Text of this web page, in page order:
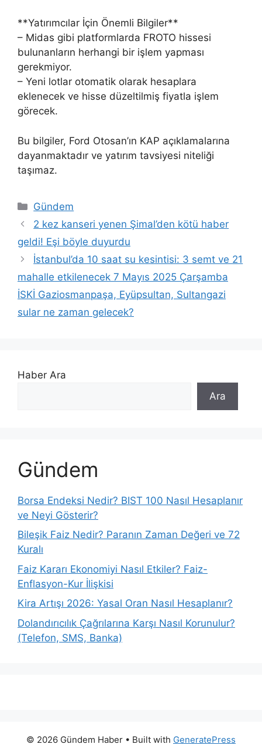
**Yatırımcılar İçin Önemli Bilgiler**
– Midas gibi platformlarda FROTO hissesi
bulunanların herhangi bir işlem yapması
gerekmiyor.
– Yeni lotlar otomatik olarak hesaplara
eklenecek ve hisse düzeltilmiş fiyatla işlem
görecek.
Bu bilgiler, Ford Otosan’ın KAP açıklamalarına
dayanmaktadır ve yatırım tavsiyesi niteliği
taşımaz.
Kategoriler
Gündem
2 kez kanseri yenen Şimal’den kötü haber
geldi! Eşi böyle duyurdu
İstanbul’da 10 saat su kesintisi: 3 semt ve 21
mahalle etkilenecek 7 Mayıs 2025 Çarşamba
İSKİ Gaziosmanpaşa, Eyüpsultan, Sultangazi
sular ne zaman gelecek?
Haber Ara
Ara
Gündem
Borsa Endeksi Nedir? BIST 100 Nasıl Hesaplanır
ve Neyi Gösterir?
Bileşik Faiz Nedir? Paranın Zaman Değeri ve 72
Kuralı
Faiz Kararı Ekonomiyi Nasıl Etkiler? Faiz-
Enflasyon-Kur İlişkisi
Kira Artışı 2026: Yasal Oran Nasıl Hesaplanır?
Dolandırıcılık Çağrılarına Karşı Nasıl Korunulur?
(Telefon, SMS, Banka)
© 2026 Gündem Haber • Built with GeneratePress